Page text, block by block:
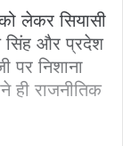
लेकर सियासी
सिंह और प्रदेश
पर निशाना
ही राजनीतिक